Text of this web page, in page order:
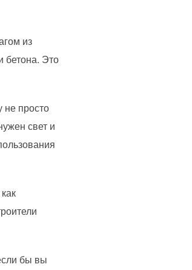
из
бетона. Это
просто
свет и
бы вы